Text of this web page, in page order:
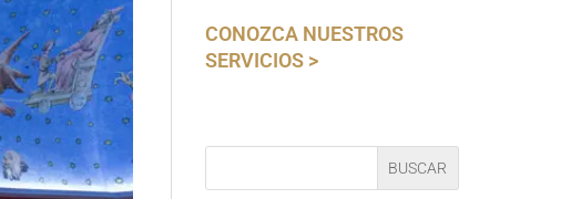
CONOZCA NUESTROS
SERVICIOS >
BUSCAR